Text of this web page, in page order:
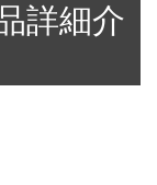
詳細介